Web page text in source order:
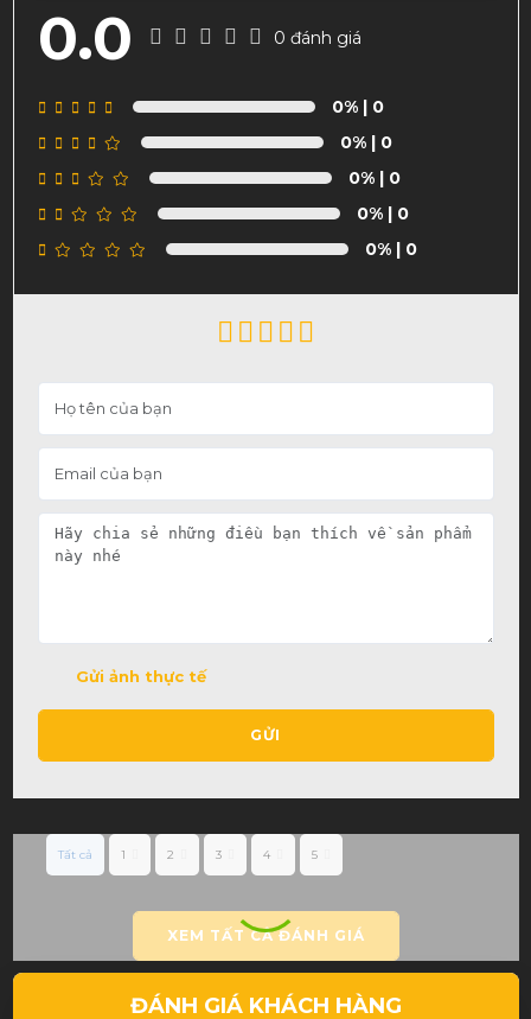
0.0 0 đánh giá
0%| 0
0%| 0
0%| 0
0%| 0
0%| 0
Gửi ảnh thực tế
GỬI
Tất cả 1 2 3 4 5
XEM TẤT CẢ ĐÁNH GIÁ
ĐÁNH GIÁ KHÁCH HÀNG